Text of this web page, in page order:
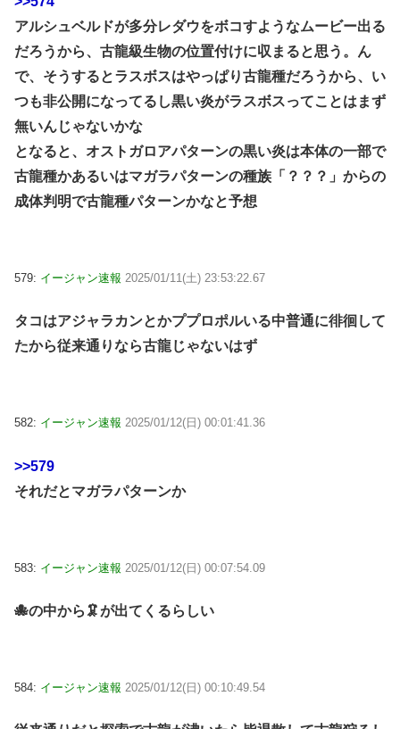
アルシュベルドが多分レダウをボコすようなムービー出る
だろうから、古龍級生物の位置付けに収まると思う。ん
で、そうするとラスボスはやっぱり古龍種だろうから、い
つも非公開になってるし黒い炎がラスボスってことはまず
無いんじゃないかな
となると、オストガロアパターンの黒い炎は本体の一部で
古龍種かあるいはマガラパターンの種族「？？？」からの
成体判明で古龍種パターンかなと予想
579: イージャン速報 2025/01/11(土) 23:53:22.67
タコはアジャラカンとかププロポルいる中普通に徘徊して
たから従来通りなら古龍じゃないはず
582: イージャン速報 2025/01/12(日) 00:01:41.36
>>579
それだとマガラパターンか
583: イージャン速報 2025/01/12(日) 00:07:54.09
🐙の中から🦑が出てくるらしい
584: イージャン速報 2025/01/12(日) 00:10:49.54